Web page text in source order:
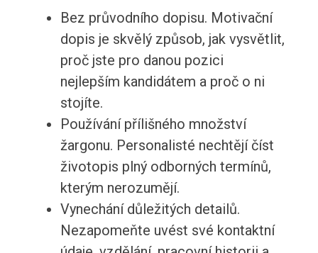
Bez průvodního dopisu. Motivační
dopis je skvělý způsob, jak vysvětlit,
proč jste pro danou pozici
nejlepším kandidátem a proč o ni
stojíte.
Používání přílišného množství
žargonu. Personalisté nechtějí číst
životopis plný odborných termínů,
kterým nerozumějí.
Vynechání důležitých detailů.
Nezapomeňte uvést své kontaktní